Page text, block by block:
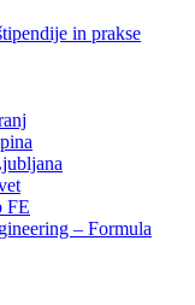
in prakse
FE
– Formula